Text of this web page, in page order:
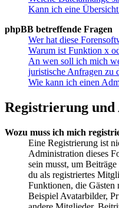
Kann ich eine
phpBB betreffende Fragen
Wer hat diese
Warum ist Funktion x
An wen soll ich mich
juristische Anfragen zu
Wie kann ich einen
Registrierung und
Wozu muss ich mich
Eine Registrierung ist
Administration dieses
sein musst, um
du als registriertes
Funktionen, die Gästen
Beispiel Avatarbilder,